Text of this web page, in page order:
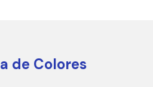
de Colores